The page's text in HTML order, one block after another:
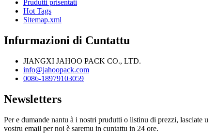
Prudutti prisentati
Hot Tags
Sitemap.xml
Infurmazioni di Cuntattu
JIANGXI JAHOO PACK CO., LTD.
info@jahoopack.com
0086-18979103059
Newsletters
Per e dumande nantu à i nostri prudutti o listinu di prezzi, lasciate u
vostru email per noi è saremu in cuntattu in 24 ore.